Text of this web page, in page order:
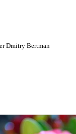
Dmitry Bertman